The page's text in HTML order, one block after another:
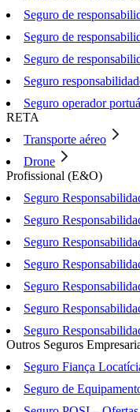
Seguro de
Seguro de
Seguro de
Seguro
Seguro operador
RETA
Transporte aéreo
Drone
Profissional (E&O)
Seguro
Seguro
Seguro
Seguro
Seguro
Seguro
Seguro
Outros Seguros
Seguro Fiança
Seguro de